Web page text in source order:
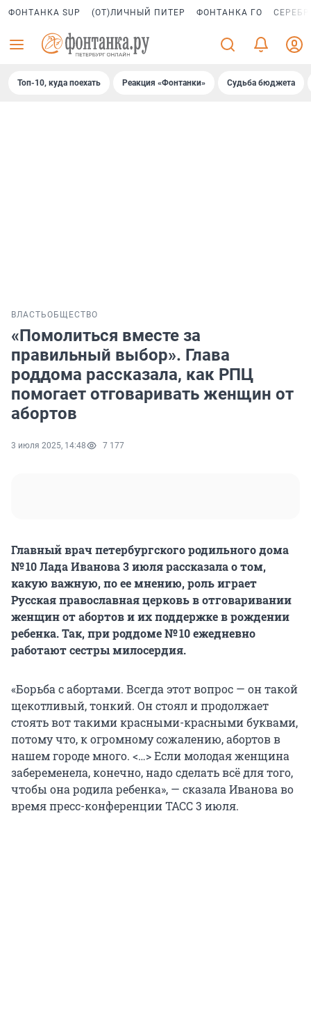
ФОНТАНКА SUP (ОТ)ЛИЧНЫЙ ПИТЕР ФОНТАНКА ГО
Топ-10, куда поехать Реакция «Фонтанки» Судьба бюджета
ВЛАСТЬОБЩЕСТВО
«Помолиться вместе за
правильный выбор». Глава
роддома рассказала, как РПЦ
помогает отговаривать женщин от
абортов
3 июля 2025, 14:48 7 177
Главный врач петербургского родильного дома
№ 10 Лада Иванова 3 июля рассказала о том,
какую важную, по ее мнению, роль играет
Русская православная церковь в отговаривании
женщин от абортов и их поддержке в рождении
ребенка. Так, при роддоме № 10 ежедневно
работают сестры милосердия.
«Борьба с абортами. Всегда этот вопрос — он такой
щекотливый, тонкий. Он стоял и продолжает
стоять вот такими красными-красными буквами,
потому что, к огромному сожалению, абортов в
нашем городе много. <…> Если молодая женщина
забеременела, конечно, надо сделать всё для того,
чтобы она родила ребенка», — сказала Иванова во
время пресс-конференции ТАСС 3 июля.